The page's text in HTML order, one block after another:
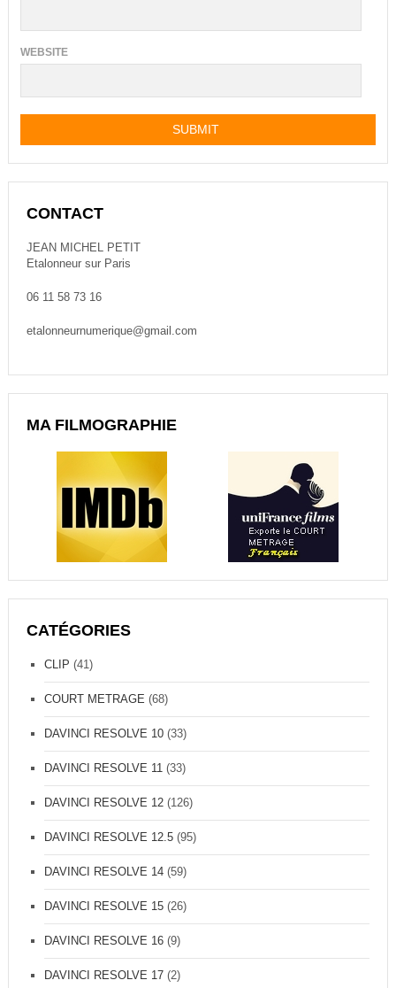
WEBSITE
CONTACT
JEAN MICHEL PETIT
Etalonneur sur Paris
06 11 58 73 16
etalonneurnumerique@gmail.com
MA FILMOGRAPHIE
CATÉGORIES
CLIP (41)
COURT METRAGE (68)
DAVINCI RESOLVE 10(33)
DAVINCI RESOLVE 11 (33)
DAVINCI RESOLVE 12(126)
DAVINCI RESOLVE 12.5(95)
DAVINCI RESOLVE 14(59)
DAVINCI RESOLVE 15(26)
DAVINCI RESOLVE 16(9)
DAVINCI RESOLVE 17(2)